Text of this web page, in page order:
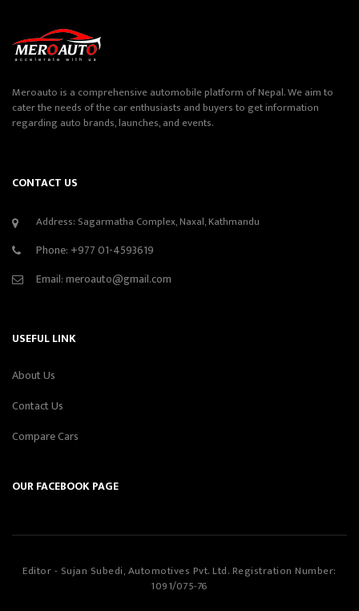
Meroauto is a comprehensive automobile platform of Nepal. We aim to
cater the needs of the car enthusiasts and buyers to get information
regarding auto brands, launches, and events.
CONTACT US
Address: Sagarmatha Complex, Naxal, Kathmandu
Phone: +977 01-4593619
Email:meroauto@gmail.com
USEFUL LINK
About Us
Contact Us
Compare Cars
OUR FACEBOOK PAGE
Editor - Sujan Subedi, Automotives Pvt. Ltd. Registration Number:
1091/075-76